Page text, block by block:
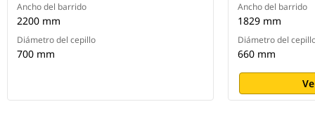
Ancho del barrido
2200 mm
Diámetro del cepillo
700 mm
Ancho del barrido
1829 mm
Diámetro del
660 mm